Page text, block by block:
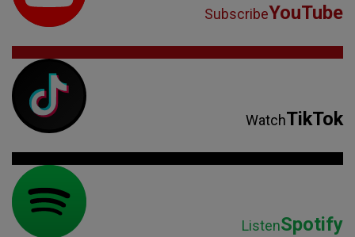
SubscribeYouTube
WatchTikTok
ListenSpotify